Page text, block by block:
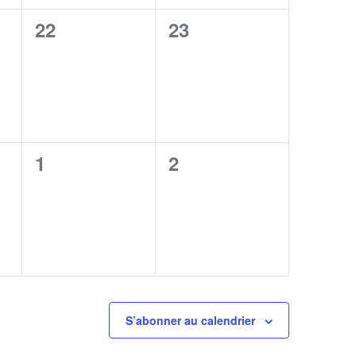
0
22
0
23
0
1
0
2
S’abonner au calendrier